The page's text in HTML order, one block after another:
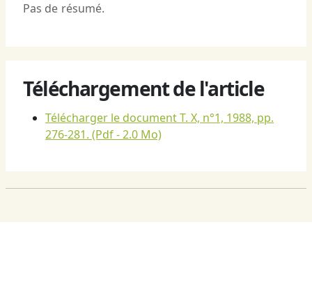
Pas de résumé.
Téléchargement de l'article
Télécharger le document T. X, n°1, 1988, pp.
276-281. (Pdf - 2.0 Mo)